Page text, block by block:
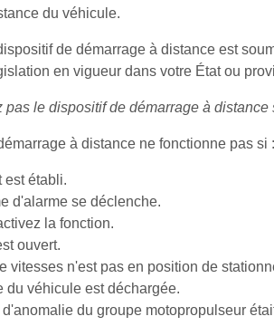
du véhicule.
de démarrage à distance est
en vigueur dans votre État ou
pas le dispositif de démarrage à
à distance ne fonctionne pas si :
est établi.
d'alarme se déclenche.
la fonction.
ouvert.
vitesses n'est pas en position de
du véhicule est déchargée.
d'anomalie du groupe motopropulseur